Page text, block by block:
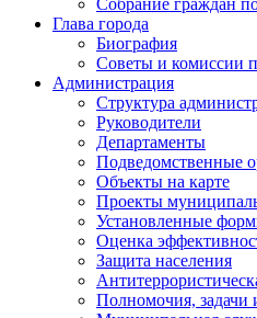
Собрание граждан
Глава города
Биография
Советы и комиссии
Администрация
Структура
Руководители
Департаменты
Подведомственные
Объекты на карте
Проекты
Установленные
Оценка
Защита населения
Полномочия, задачи